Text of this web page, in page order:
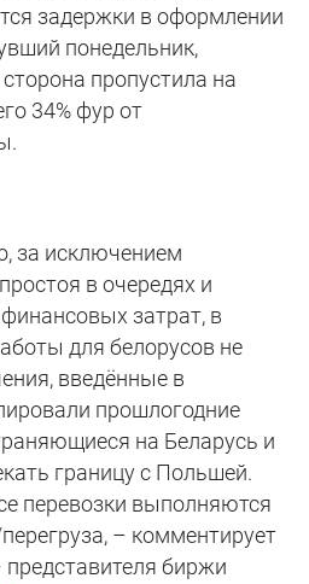
задержки в оформлении
понедельник,
пропустила на
34% фур от
за исключением
в очередях и
затрат, в
для белорусов не
введённые в
прошлогодние
на Беларусь и
границу с Польшей.
перевозки выполняются
– комментирует
биржи